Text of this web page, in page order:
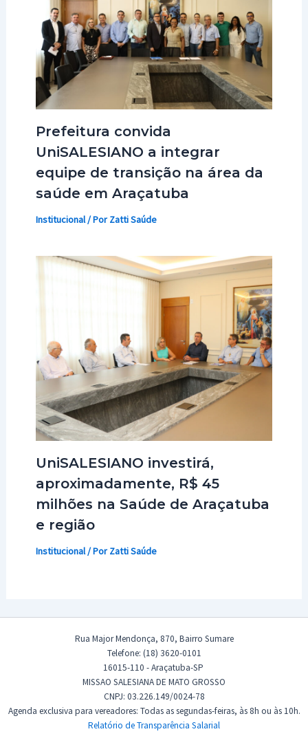
Prefeitura convida
UniSALESIANO a integrar
equipe de transição na área da
saúde em Araçatuba
Institucional/ PorZatti Saúde
UniSALESIANO investirá,
aproximadamente, R$ 45
milhões na Saúde de Araçatuba
e região
Institucional/ PorZatti Saúde
Rua Major Mendonça, 870, Bairro Sumare
Telefone: (18) 3620-0101
16015-110 - Araçatuba-SP
MISSAO SALESIANA DE MATO GROSSO
CNPJ: 03.226.149/0024-78
Agenda exclusiva para vereadores: Todas as segundas-feiras, às 8h ou às 10h.
Relatório de Transparência Salarial